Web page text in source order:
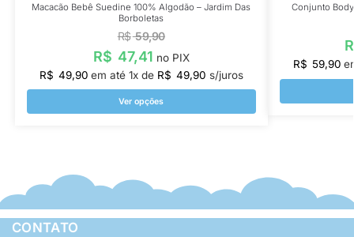
Macacão Bebê Suedine 100% Algodão – Jardim Das
Borboletas
R$59,90
R$ 47,41 no PIX
R$ 49,90 em até 1x de R$ 49,90 s/juros
Ver opções
Conjunto
R$ 59,90
CONTATO